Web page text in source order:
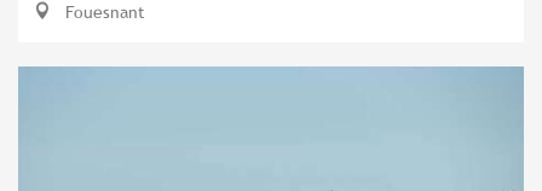
Fouesnant